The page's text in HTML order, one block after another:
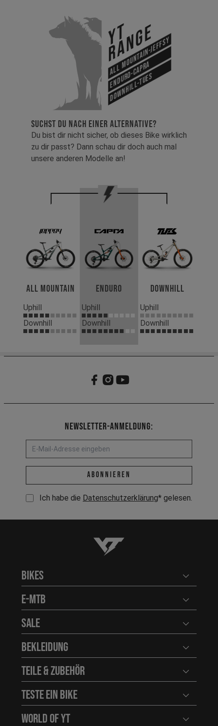
YT
Range
All Mountain-Jeffsy
Enduro-Capra
Downhill-Tues
SUCHST DU NACH EINER ALTERNATIVE?
Du bist dir nicht sicher, ob dieses Bike wirklich
zu dir passt? Dann schau dir doch auch mal
unsere anderen Modelle an!
All Mountain
Uphill
Downhill
Enduro
Uphill
Downhill
Downhill
Uphill
Downhill
Newsletter-Anmeldung:
E-Mail-Adresse *
abonnieren
Ich habe die Datenschutzerklärung* gelesen.
YT-Industries
Bikes
E-MTB
Sale
Bekleidung
Teile & Zubehör
Teste ein Bike
World of YT